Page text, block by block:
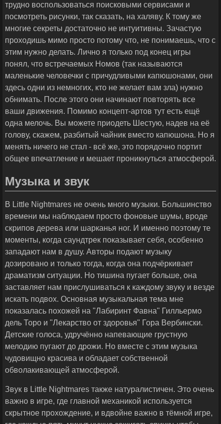
трудно воспользоваться поисковыми сервисами и
посмотреть рисунки, так сказать, на халяву. К тому же
многие секреты достаточно не интуитивны. Зачастую
проходишь мимо просто потому что, не понимаешь, что с
этим нужно делать. Лично я только под конец игры
понял, что встречаемых Номов (так называются
маленькие человечки с причудливыми капюшонами, они
здесь одни из немногих, кто не желает вам зла) нужно
обнимать. После этого они начинают повторять все
ваши движения. Помимо концепт-артов тут есть ещё
одна мелочь. Вы можете приодеть Шестую, надев на её
голову, скажем, разбитый чайник вместо капюшона. Но я
менять ничего не стал - всё же, это порядочно портит
общее впечатление и мешает проникнуться атмосферой.
Музыка и звук
В Little Nightmares не очень много музыки. Большинство
времени мы наблюдаем просто фоновые шумы, вроде
скрипов дерева или шарканья ног. И именно поэтому те
моменты, когда саундтрек показывает себя, особенно
западают нам в душу. Авторы подают музыку
дозировано и только тогда, когда она подчёркивает
драматизм ситуации. Но тишина пугает больше, она
заставляет нам прислушиваться к каждому звуку и везде
искать подвох. Основная музыкальная тема мне
показалась похожей на "Лабиринт Фавна" Гилльермо
дель Торо и "Лекарство от здоровья" Гора Вербински.
Детские голоса, удручённо напевающие грустную
мелодию пугают до дрожи. Но вместе с этим музыка
чудовищно красива и обладает собственной
обволакивающей атмосферой.
Звук в Little Nightmares также натуралистичен. Это очень
важно в игре, где главной механикой используется
скрытное прохождение, и вдвойне важно в тёмной игре,